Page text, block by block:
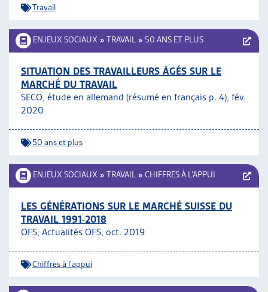
Travail
ENJEUX SOCIAUX » TRAVAIL » 50 ANS ET PLUS
SITUATION DES TRAVAILLEURS ÂGÉS SUR LE
MARCHÉ DU TRAVAIL
SECO, étude en allemand (résumé en français p. 4), fév.
2020
50 ans et plus
ENJEUX SOCIAUX » TRAVAIL » CHIFFRES À L’APPUI
LES GÉNÉRATIONS SUR LE MARCHÉ SUISSE DU
TRAVAIL 1991-2018
OFS, Actualités OFS, oct. 2019
Chiffres à l'appui